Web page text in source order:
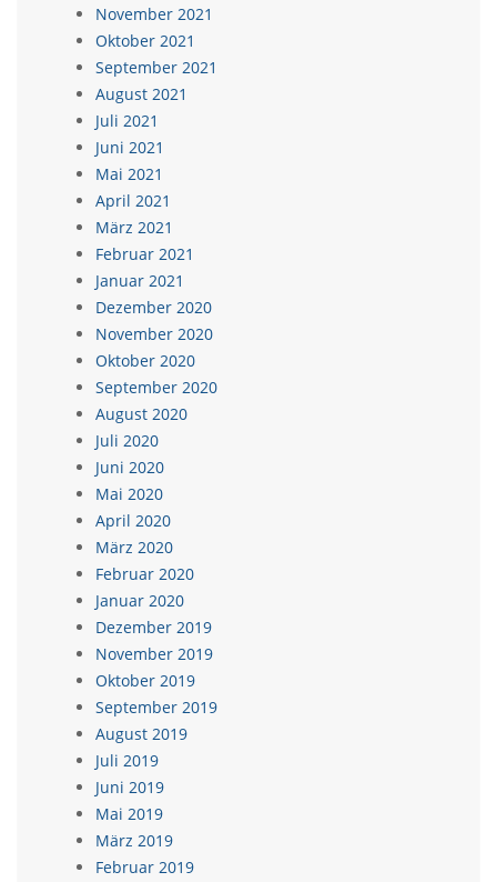
November 2021
Oktober 2021
September 2021
August 2021
Juli 2021
Juni 2021
Mai 2021
April 2021
März 2021
Februar 2021
Januar 2021
Dezember 2020
November 2020
Oktober 2020
September 2020
August 2020
Juli 2020
Juni 2020
Mai 2020
April 2020
März 2020
Februar 2020
Januar 2020
Dezember 2019
November 2019
Oktober 2019
September 2019
August 2019
Juli 2019
Juni 2019
Mai 2019
März 2019
Februar 2019